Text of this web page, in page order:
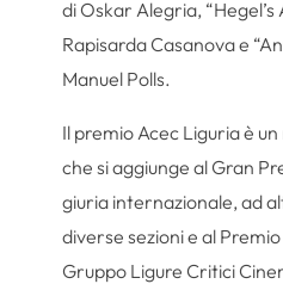
di Oskar Alegria, “Hegel’s
Rapisarda Casanova e
Manuel Polls.
Il premio Acec Liguria è
che si aggiunge al Gran
giuria internazionale, ad
diverse sezioni e al
Gruppo Ligure Critici